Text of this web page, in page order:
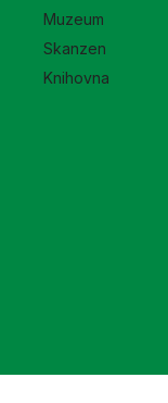
Muzeum
Skanzen
Knihovna